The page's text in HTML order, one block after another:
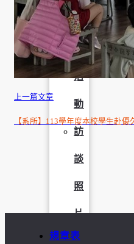
課
外
活
動
訪
談
照
片
規章表
上一篇文章
【系所】113學年度本校學生赴